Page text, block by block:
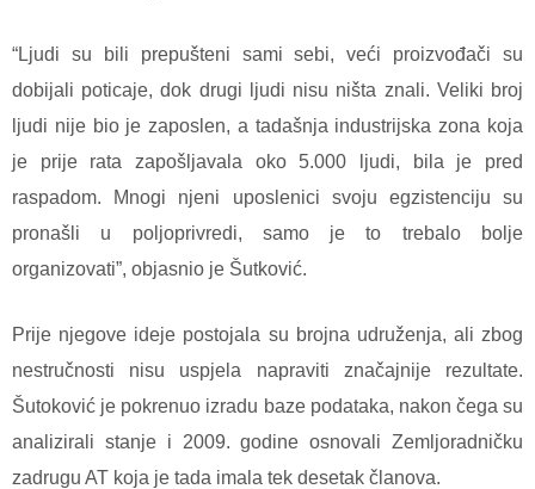
“Ljudi su bili prepušteni sami sebi, veći proizvođači su
dobijali poticaje, dok drugi ljudi nisu ništa znali. Veliki broj
ljudi nije bio je zaposlen, a tadašnja industrijska zona koja
je prije rata zapošljavala oko 5.000 ljudi, bila je pred
raspadom. Mnogi njeni uposlenici svoju egzistenciju su
pronašli u poljoprivredi, samo je to trebalo bolje
organizovati”, objasnio je Šutković.
Prije njegove ideje postojala su brojna udruženja, ali zbog
nestručnosti nisu uspjela napraviti značajnije rezultate.
Šutoković je pokrenuo izradu baze podataka, nakon čega su
analizirali stanje i 2009. godine osnovali Zemljoradničku
zadrugu AT koja je tada imala tek desetak članova.